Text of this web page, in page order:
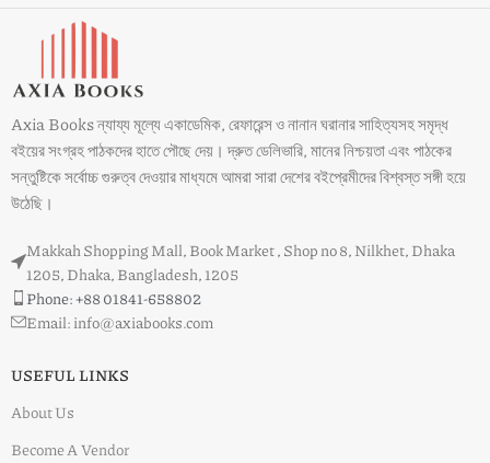
Axia Books ন্যায্য মূল্যে একাডেমিক, রেফারেন্স ও নানান ঘরানার সাহিত্যসহ সমৃদ্ধ
বইয়ের সংগ্রহ পাঠকদের হাতে পৌছে দেয়। দ্রুত ডেলিভারি, মানের নিশ্চয়তা এবং পাঠকের
সন্তুষ্টিকে সর্বোচ্চ গুরুত্ব দেওয়ার মাধ্যমে আমরা সারা দেশের বইপ্রেমীদের বিশ্বস্ত সঙ্গী হয়ে
উঠেছি।
Makkah Shopping Mall, Book Market , Shop no 8, Nilkhet, Dhaka
1205, Dhaka, Bangladesh, 1205
Phone: +88 01841-658802
Email: info@axiabooks.com
USEFUL LINKS
About Us
Become A Vendor